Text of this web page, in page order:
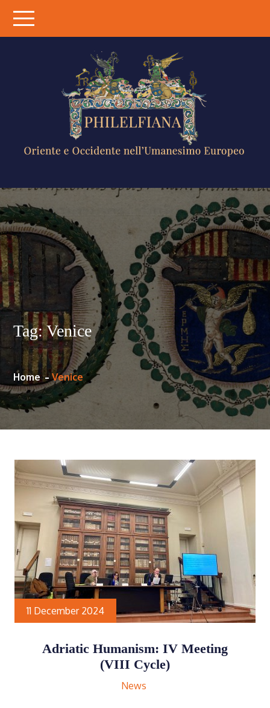
content
OCCIDENTE
NELL'UMANESIMO
EUROPEO
Tag:Venice
Home Venice
11 December 2024
Adriatic Humanism: IV Meeting
(VIII Cycle)
News